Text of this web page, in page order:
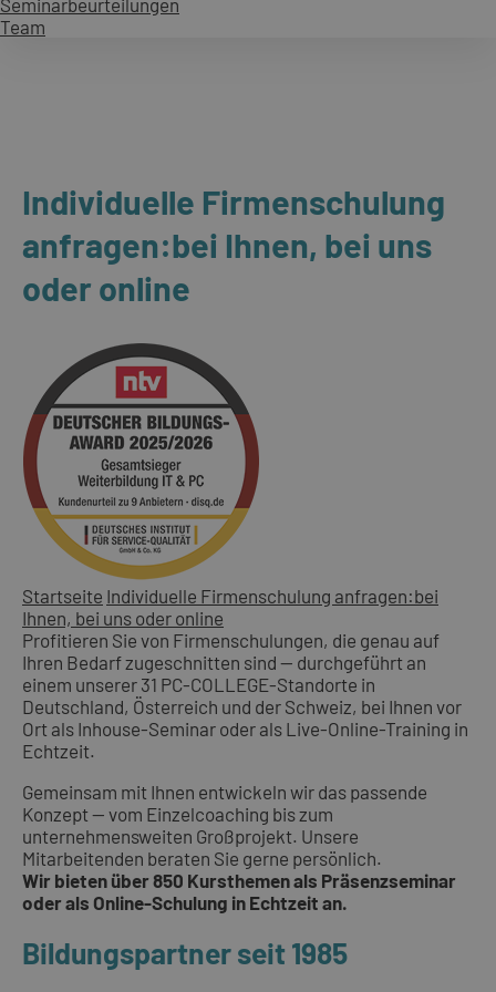
Team
Individuelle Firmenschulung
anfragen:bei Ihnen, bei uns
oder online
Startseite Individuelle Firmenschulung anfragen:bei
Ihnen, bei uns oder online
Profitieren Sie von Firmenschulungen, die genau auf
Ihren Bedarf zugeschnitten sind — durchgeführt an
einem unserer 31 PC-COLLEGE-Standorte in
Deutschland, Österreich und der Schweiz, bei Ihnen vor
Ort als Inhouse-Seminar oder als Live-Online-Training in
Echtzeit.
Gemeinsam mit Ihnen entwickeln wir das passende
Konzept — vom Einzelcoaching bis zum
unternehmensweiten Großprojekt. Unsere
Mitarbeitenden beraten Sie gerne persönlich.
Wir bieten über 850 Kursthemen als Präsenzseminar
oder als Online-Schulung in Echtzeit an.
Bildungspartner seit 1985